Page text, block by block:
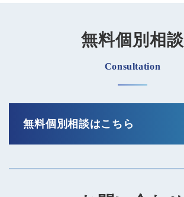
無料個別相談
Consultation
無料個別相談はこちら